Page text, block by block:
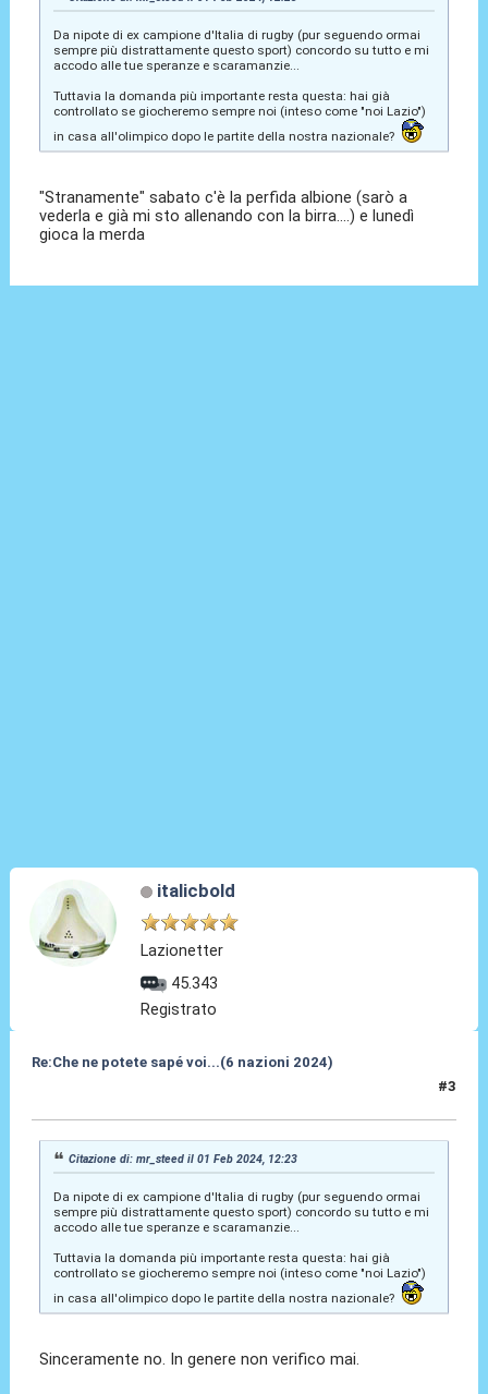
Da nipote di ex campione d'Italia di rugby (pur seguendo ormai
sempre più distrattamente questo sport) concordo su tutto e mi
accodo alle tue speranze e scaramanzie...
Tuttavia la domanda più importante resta questa: hai già
controllato se giocheremo sempre noi (inteso come "noi Lazio")
in casa all'olimpico dopo le partite della nostra nazionale?
"Stranamente" sabato c'è la perfida albione (sarò a
vederla e già mi sto allenando con la birra....) e lunedì
gioca la merda
italicbold
Lazionetter
45.343
Registrato
Re:Che ne potete sapé voi...(6 nazioni 2024)
#3
Citazione di: mr_steed il 01 Feb 2024, 12:23
Da nipote di ex campione d'Italia di rugby (pur seguendo ormai
sempre più distrattamente questo sport) concordo su tutto e mi
accodo alle tue speranze e scaramanzie...
Tuttavia la domanda più importante resta questa: hai già
controllato se giocheremo sempre noi (inteso come "noi Lazio")
in casa all'olimpico dopo le partite della nostra nazionale?
Sinceramente no. In genere non verifico mai.